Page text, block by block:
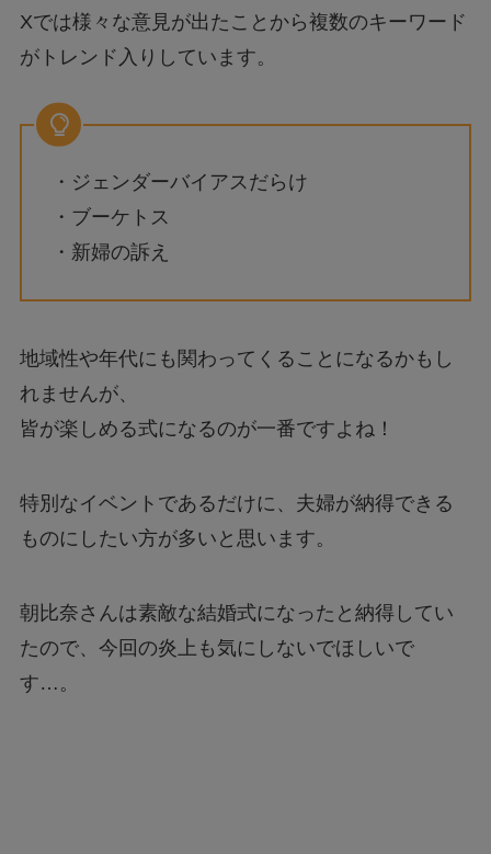
Xでは様々な意見が出たことから複数のキーワード
がトレンド入りしています。
・ジェンダーバイアスだらけ
・ブーケトス
・新婦の訴え
地域性や年代にも関わってくることになるかもし
れませんが、
皆が楽しめる式になるのが一番ですよね！
特別なイベントであるだけに、夫婦が納得できる
ものにしたい方が多いと思います。
朝比奈さんは素敵な結婚式になったと納得してい
たので、今回の炎上も気にしないでほしいで
す…。